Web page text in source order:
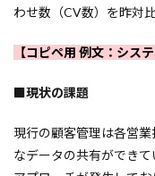
わせ数（CV数）を昨対
【コピペ用 例文：シス
■現状の課題
現行の顧客管理は各営
なデータの共有ができ